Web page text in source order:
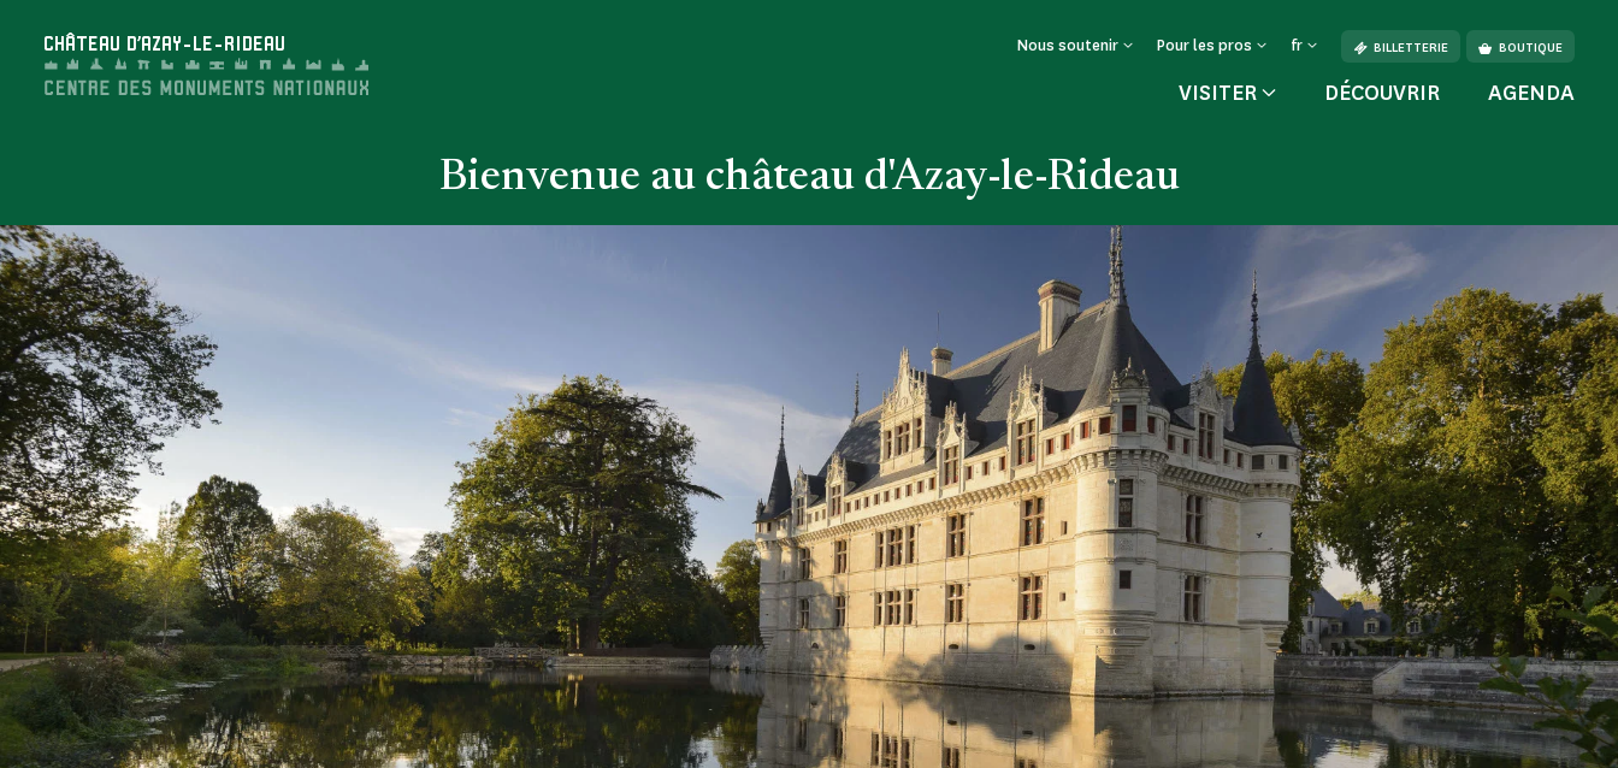
CHÂTEAU D'AZAY-LE-RIDEAU Nous soutenir Pour les pros fr BILLETTERIE BOUTIQUE
VISITER DÉCOUVRIR AGENDA
Bienvenue au château d'Azay-le-Rideau